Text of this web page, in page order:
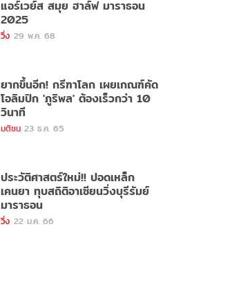
แอร์เวย์ส สมุย ฮาล์ฟ มาราธอน
2025
วิ่ง 29 พ.ค. 68
ยากขึ้นอีก! กรีฑาโลก เผยเกณฑ์คัด
โอลิมปิก 'ภูริพล' ต้องเร็วกว่า 10
วินาที
มติชน 23 ธ.ค. 65
ประวัติศาสตร์ใหม่!! ปอดเหล็ก
เคนยา ทุบสถิติอาเซียนวิ่งบุรีรัมย์
มาราธอน
วิ่ง 22 ม.ค. 66